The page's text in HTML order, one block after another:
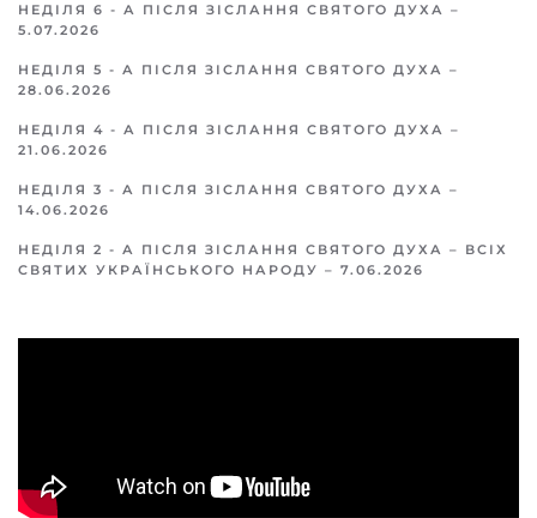
НЕДІЛЯ 6 - А ПІСЛЯ ЗІСЛАННЯ СВЯТОГО ДУХА –
5.07.2026
НЕДІЛЯ 5 - А ПІСЛЯ ЗІСЛАННЯ СВЯТОГО ДУХА –
28.06.2026
НЕДІЛЯ 4 - А ПІСЛЯ ЗІСЛАННЯ СВЯТОГО ДУХА –
21.06.2026
НЕДІЛЯ 3 - А ПІСЛЯ ЗІСЛАННЯ СВЯТОГО ДУХА –
14.06.2026
НЕДІЛЯ 2 - А ПІСЛЯ ЗІСЛАННЯ СВЯТОГО ДУХА – ВСІХ
СВЯТИХ УКРАЇНСЬКОГО НАРОДУ – 7.06.2026